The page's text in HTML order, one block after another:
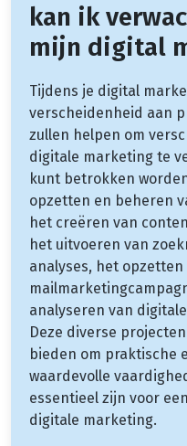
kan ik
mijn digital
Tijdens je digital
verscheidenheid aan
zullen helpen om
digitale marketing te
kunt betrokken
opzetten en beheren
het creëren van
het uitvoeren van
analyses, het opzetten
analyseren van
Deze diverse
bieden om praktische
waardevolle
essentieel zijn voor
digitale marketing.